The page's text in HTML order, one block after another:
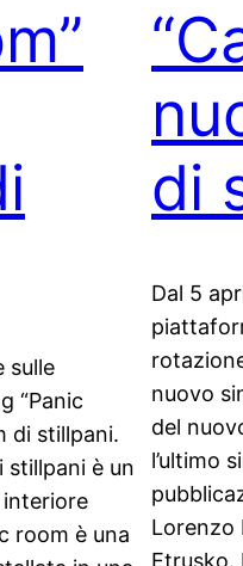
sulle
“Panic
di stillpani.
stillpani è un
room è una
di
Dal 5
nuovo
del
l’ultimo
Lorenzo